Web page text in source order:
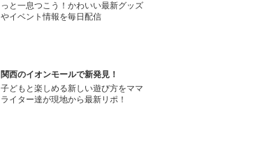
っと一息つこう！かわいい最新グッズ
やイベント情報を毎日配信
関西のイオンモールで新発見！
子どもと楽しめる新しい遊び方をママ
ライター達が現地から最新リポ！